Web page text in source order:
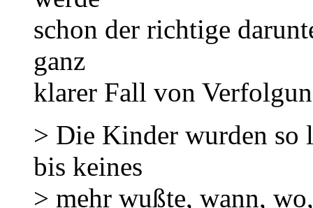
schon der richtige
ganz
klarer Fall von
> Die Kinder wurden so
bis keines
> mehr wußte, wann,